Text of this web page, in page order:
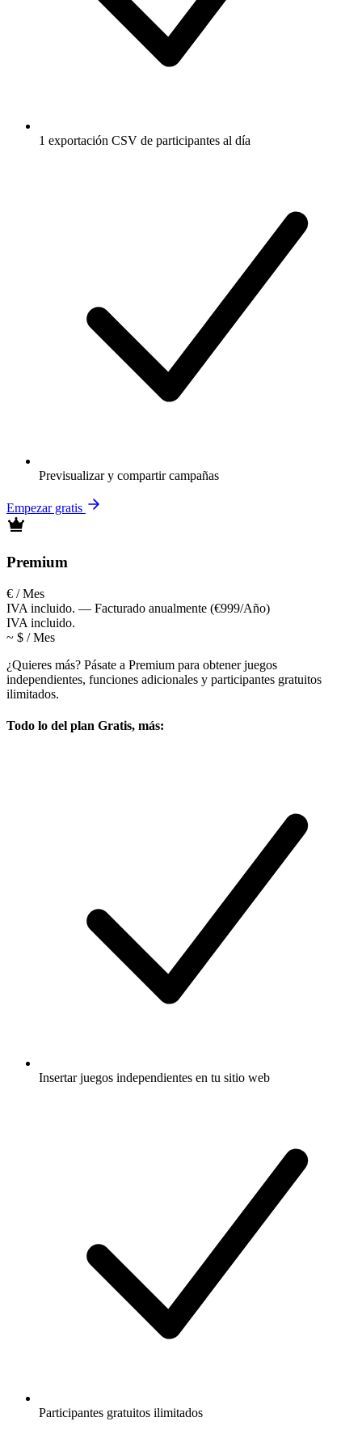
1 exportación CSV de participantes al día
Previsualizar y compartir campañas
Empezar gratis
Premium
€ / Mes
IVA incluido. — Facturado anualmente (€999/Año)
IVA incluido.
~ $ / Mes
¿Quieres más? Pásate a Premium para obtener juegos
independientes, funciones adicionales y participantes gratuitos
ilimitados.
Todo lo del plan Gratis, más:
Insertar juegos independientes en tu sitio web
Participantes gratuitos ilimitados